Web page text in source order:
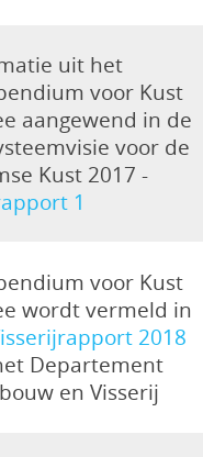
uit het
voor Kust
aangewend in de
voor de
Kust 2017 -
1
voor Kust
wordt vermeld in
2018
Departement
en Visserij